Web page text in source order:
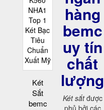
Két
Sắt
bemc
hàng
bemc
uy tín
chất
lượng
Két sắtđược